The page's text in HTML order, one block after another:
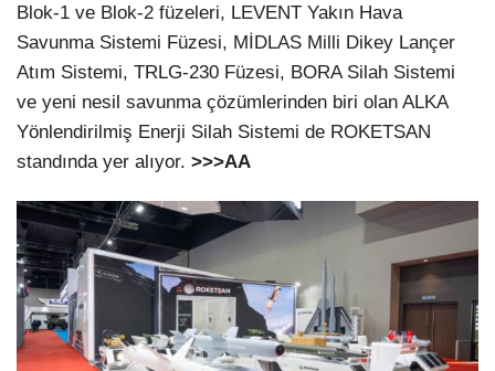
Blok-1 ve Blok-2 füzeleri, LEVENT Yakın Hava
Savunma Sistemi Füzesi, MİDLAS Milli Dikey Lançer
Atım Sistemi, TRLG-230 Füzesi, BORA Silah Sistemi
ve yeni nesil savunma çözümlerinden biri olan ALKA
Yönlendirilmiş Enerji Silah Sistemi de ROKETSAN
standında yer alıyor. >>>AA